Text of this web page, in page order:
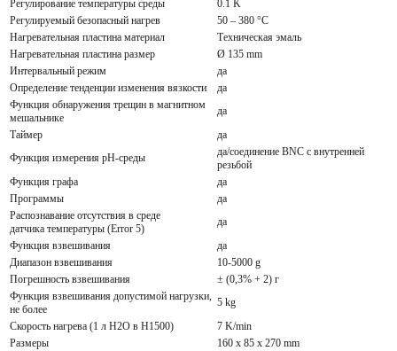
Регулирование температуры среды
0.1 K
Регулируемый безопасный нагрев
50 – 380 °C
Нагревательная пластина материал
Техническая эмаль
Нагревательная пластина размер
Ø 135 mm
Интервальный режим
да
Определение тенденции изменения вязкости
да
Функция обнаружения трещин в магнитном
мешальнике
да
Таймер
да
Функция измерения pH-среды
да/соединение BNC с внутренней
резьбой
Функция графа
да
Программы
да
Распознавание отсутствия в среде
датчика температуры (Error 5)
да
Функция взвешивания
да
Диапазон взвешивания
10-5000 g
Погрешность взвешивания
± (0,3% + 2) г
Функция взвешивания допустимой нагрузки,
не более
5 kg
Скорость нагрева (1 л H2O в H1500)
7 K/min
Размеры
160 x 85 x 270 mm